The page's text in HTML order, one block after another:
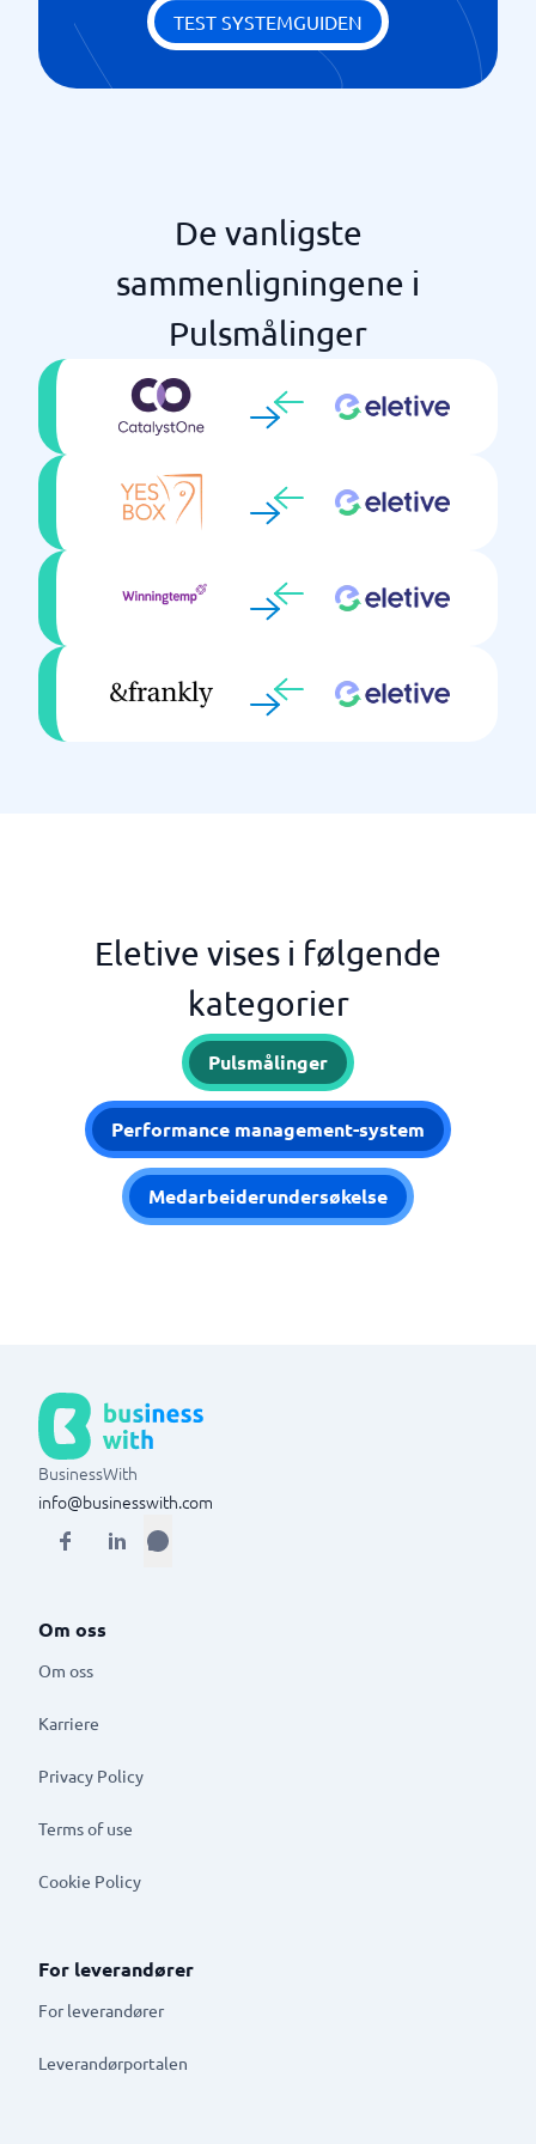
TEST SYSTEMGUIDEN
De vanligste
sammenligningene i
Pulsmålinger
Eletive vises i følgende
kategorier
Pulsmålinger
Performance management-system
Medarbeiderundersøkelse
BusinessWith
info@businesswith.com
Om oss
Om oss
Karriere
Privacy Policy
Terms of use
Cookie Policy
For leverandører
For leverandører
Leverandørportalen